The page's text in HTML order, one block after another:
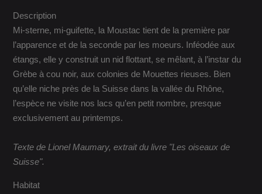
Description
Mi-sterne, mi-guifette, la Moustac tient de la première par
l’apparence et de la seconde par les moeurs. Inféodée aux
étangs, elle y construit un nid flottant, se mêlant, à l’instar du
Grèbe à cou noir, aux colonies de Mouettes rieuses. Bien
qu’elle niche près de la Suisse dans la vallée du Rhône,
l’espèce ne visite nos lacs qu’en petit nombre, presque
exclusivement au printemps.
Texte de Lionel Maumary, extrait du livre "Les oiseaux de
Suisse".
Habitat